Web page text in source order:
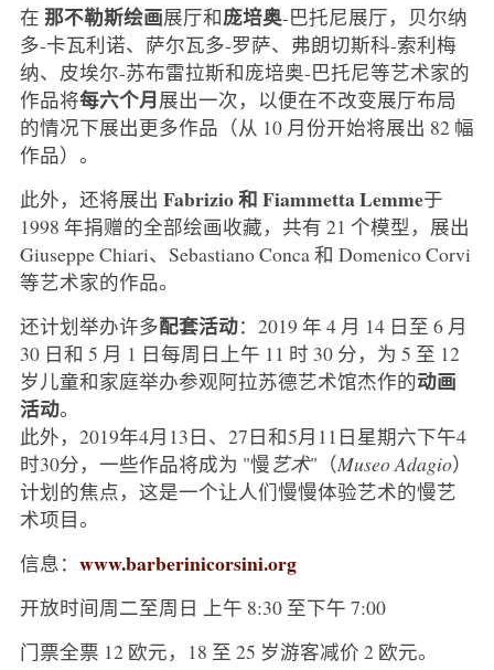
在 那不勒斯绘画展厅和庞培奥-巴托尼展厅，贝尔纳
多-卡瓦利诺、萨尔瓦多-罗萨、弗朗切斯科-索利梅
纳、皮埃尔-苏布雷拉斯和庞培奥-巴托尼等艺术家的
作品将每六个月展出一次，以便在不改变展厅布局
的情况下展出更多作品（从 10 月份开始将展出 82 幅
作品）。
此外，还将展出 Fabrizio 和 Fiammetta Lemme于
1998 年捐赠的全部绘画收藏，共有 21 个模型，展出
Giuseppe Chiari、Sebastiano Conca 和 Domenico Corvi
等艺术家的作品。
还计划举办许多配套活动：2019 年 4 月 14 日至 6 月
30 日和 5 月 1 日每周日上午 11 时 30 分，为 5 至 12
岁儿童和家庭举办参观阿拉苏德艺术馆杰作的动画
活动。
此外，2019年4月13日、27日和5月11日星期六下午4
时30分，一些作品将成为 "慢艺术"（Museo Adagio）
计划的焦点，这是一个让人们慢慢体验艺术的慢艺
术项目。
信息： www.barberinicorsini.org
开放时间周二至周日 上午 8:30 至下午 7:00
门票全票 12 欧元，18 至 25 岁游客减价 2 欧元。